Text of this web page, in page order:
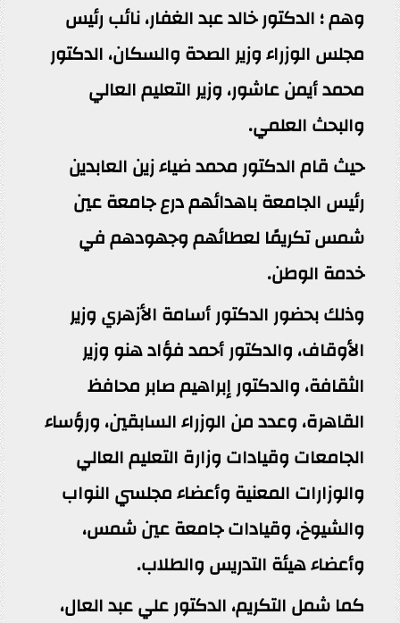
وهم ؛ الدكتور خالد عبد الغفار، نائب رئيس
مجلس الوزراء وزير الصحة والسكان، الدكتور
محمد أيمن عاشور، وزير التعليم العالي
والبحث العلمي.
حيث قام الدكتور محمد ضياء زين العابدين
رئيس الجامعة باهدائهم درع جامعة عين
شمس تكريمًا لعطائهم وجهودهم في
خدمة الوطن.
وذلك بحضور الدكتور أسامة الأزهري وزير
الأوقاف، والدكتور أحمد فؤاد هنو وزير
الثقافة، والدكتور إبراهيم صابر محافظ
القاهرة، وعدد من الوزراء السابقين، ورؤساء
الجامعات وقيادات وزارة التعليم العالي
والوزارات المعنية وأعضاء مجلسي النواب
والشيوخ، وقيادات جامعة عين شمس،
وأعضاء هيئة التدريس والطلاب.
كما شمل التكريم، الدكتور علي عبد العال،